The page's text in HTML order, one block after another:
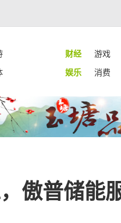
财经 游戏
娱乐 消费
傲普储能